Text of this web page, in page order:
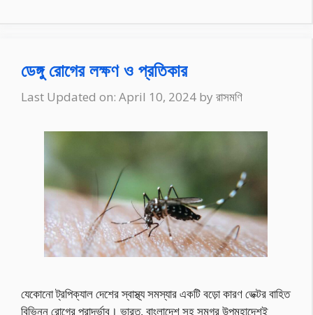
ডেঙ্গু রোগের লক্ষণ ও প্রতিকার
Last Updated on: April 10, 2024 by রাসমণি
যেকোনো ট্রপিক্যাল দেশের স্বাস্থ্য সমস্যার একটি বড়ো কারণ ভেক্টর বাহিত
বিভিন্ন রোগের প্রাদূর্ভাব। ভারত, বাংলাদেশ সহ সমগ্র উপমহাদেশই